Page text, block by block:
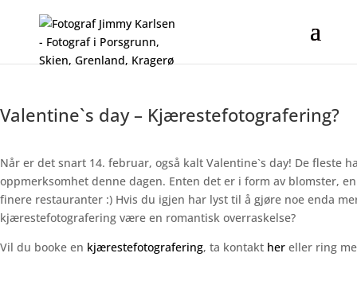
Valentine`s day – Kjærestefotografering?
Når er det snart 14. februar, også kalt Valentine`s day! De fleste
oppmerksomhet denne dagen. Enten det er i form av blomster,
finere restauranter :) Hvis du igjen har lyst til å gjøre noe enda
kjærestefotografering være en romantisk overraskelse?
Vil du booke en kjærestefotografering, ta kontakt her eller ring